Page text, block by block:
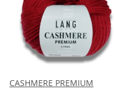
CASHMERE PREMIUM